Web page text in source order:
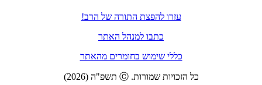
עזרו להפצת התורה של הרב!
כתבו למנהל האתר
כללי שימוש בחומרים מהאתר
כל הזכויות שמורות. Ⓒ תשפ"ה (2026)